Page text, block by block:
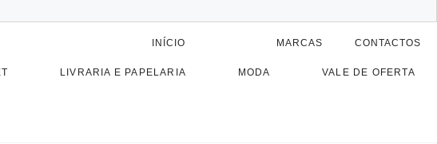
INÍCIO MARCAS CONTACTOS
LIVRARIA E PAPELARIA MODA VALE DE OFERTA